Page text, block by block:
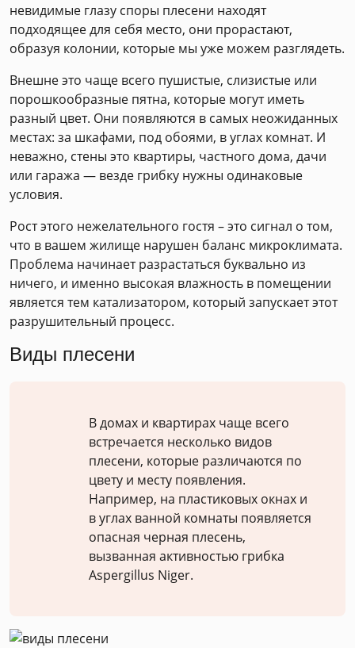
невидимые глазу споры плесени находят
подходящее для себя место, они прорастают,
образуя колонии, которые мы уже можем разглядеть.
Внешне это чаще всего пушистые, слизистые или
порошкообразные пятна, которые могут иметь
разный цвет. Они появляются в самых неожиданных
местах: за шкафами, под обоями, в углах комнат. И
неважно, стены это квартиры, частного дома, дачи
или гаража — везде грибку нужны одинаковые
условия.
Рост этого нежелательного гостя – это сигнал о том,
что в вашем жилище нарушен баланс микроклимата.
Проблема начинает разрастаться буквально из
ничего, и именно высокая влажность в помещении
является тем катализатором, который запускает этот
разрушительный процесс.
Виды плесени
В домах и квартирах чаще всего
встречается несколько видов
плесени, которые различаются по
цвету и месту появления.
Например, на пластиковых окнах и
в углах ванной комнаты появляется
опасная черная плесень,
вызванная активностью грибка
Aspergillus Niger.